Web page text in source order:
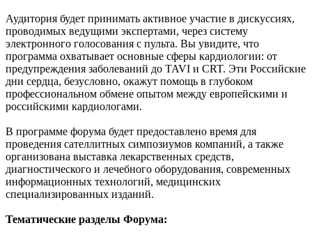
Аудитория будет принимать активное участие в дискуссиях,
проводимых ведущими экспертами, через систему
электронного голосования с пульта. Вы увидите, что
программа охватывает основные сферы кардиологии: от
предупреждения заболеваний до TAVI и CRT. Эти Российские
дни сердца, безусловно, окажут помощь в глубоком
профессиональном обмене опытом между европейскими и
российскими кардиологами.
В программе форума будет предоставлено время для
проведения сателлитных симпозиумов компаний, а также
организована выставка лекарственных средств,
диагностического и лечебного оборудования, современных
информационных технологий, медицинских
специализированных изданий.
Тематические разделы Форума: